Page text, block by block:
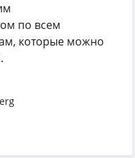
по всем
которые можно